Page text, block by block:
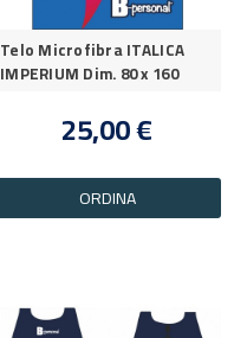
Telo Microfibra ITALICA
IMPERIUM Dim. 80 x 160
25,00 €
ORDINA